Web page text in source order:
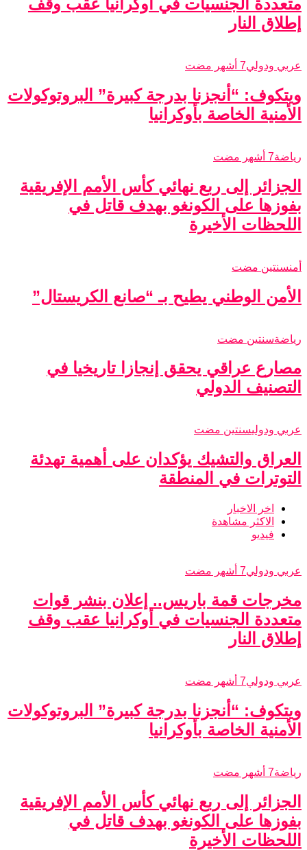
متعددة الجنسيات في أوكرانيا عقب وقف
إطلاق النار
عربي ودولي7 أشهر مضت
ويتكوف: “أنجزنا بدرجة كبيرة” البروتوكولات
الأمنية الخاصة بأوكرانيا
رياضة7 أشهر مضت
الجزائر إلى ربع نهائي كأس الأمم الإفريقية
بفوزها على الكونغو بهدف قاتل في
اللحظات الأخيرة
أمنسنتين مضت
الأمن الوطني يطيح بـ “صانع الكريستال”
رياضةسنتين مضت
مصارع عراقي يحقق إنجازا تاريخيا في
التصنيف الدولي
عربي ودوليسنتين مضت
العراق والتشيك يؤكدان على أهمية تهدئة
التوترات في المنطقة
اخر الاخبار
الاكثر مشاهدة
فيديو
عربي ودولي7 أشهر مضت
مخرجات قمة باريس.. إعلان بنشر قوات
متعددة الجنسيات في أوكرانيا عقب وقف
إطلاق النار
عربي ودولي7 أشهر مضت
ويتكوف: “أنجزنا بدرجة كبيرة” البروتوكولات
الأمنية الخاصة بأوكرانيا
رياضة7 أشهر مضت
الجزائر إلى ربع نهائي كأس الأمم الإفريقية
بفوزها على الكونغو بهدف قاتل في
اللحظات الأخيرة